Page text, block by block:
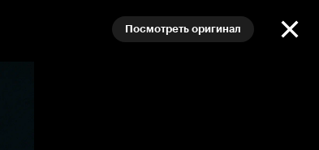
Посмотреть оригинал